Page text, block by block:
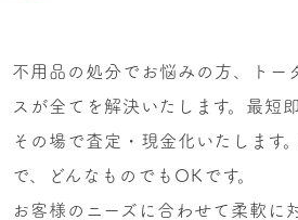
不用品の処分でお悩みの方、トー
スが全てを解決いたします。最短
その場で査定・現金化いたします
で、どんなものでもOKです。
お客様のニーズに合わせて柔軟に